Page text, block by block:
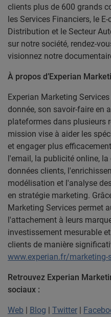
clients plus de 600 grands
les Services Financiers, le
Distribution et le Secteur
sur notre société, rendez-
visionnez notre
À propos d’Experian
Experian Marketing
donnée, son savoir-faire en
plateformes dans plusieurs
mission vise à aider les
et engager plus
l'email, la publicité online,
données clients,
modélisation et l'analyse
en stratégie marketing.
Marketing Services permet
l'attachement à leurs
investissement mesurable
clients de manière
www.experian.fr/marketing-
Retrouvez Experian
sociaux :
Web | Blog | Twitter |